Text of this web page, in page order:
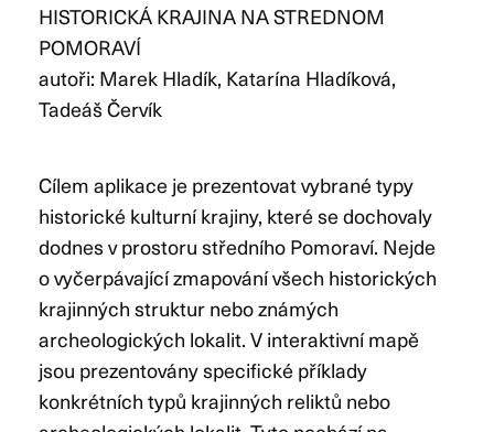
HISTORICKÁ KRAJINA NA STREDNOM
POMORAVÍ
autoři: Marek Hladík, Katarína Hladíková,
Tadeáš Červík
Cílem aplikace je prezentovat vybrané typy
historické kulturní krajiny, které se dochovaly
dodnes v prostoru středního Pomoraví. Nejde
o vyčerpávající zmapování všech historických
krajinných struktur nebo známých
archeologických lokalit. V interaktivní mapě
jsou prezentovány specifické příklady
konkrétních typů krajinných reliktů nebo